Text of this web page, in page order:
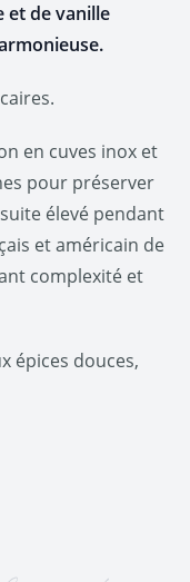
et de vanille
en cuves inox et
pour préserver
élevé pendant
et américain de
complexité et
épices douces,